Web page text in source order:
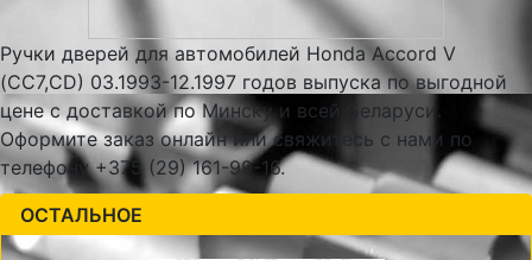
Ручки дверей для автомобилей Honda Accord V
(CC7,CD) 03.1993-12.1997 годов выпуска по выгодной
цене с доставкой по Минску и всей Беларуси.
Оформите заказ онлайн или свяжитесь с нами по
телефону +375 (29) 161-99-16.
ОСТАЛЬНОЕ